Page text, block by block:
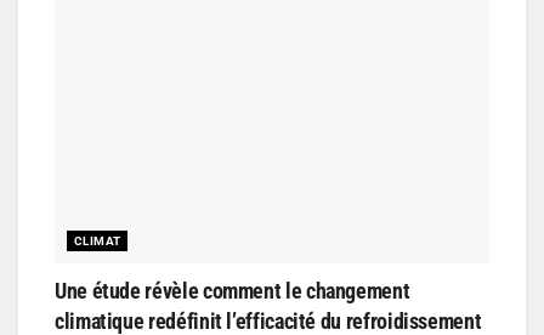
CLIMAT
Une étude révèle comment le changement
climatique redéfinit l’efficacité du refroidissement